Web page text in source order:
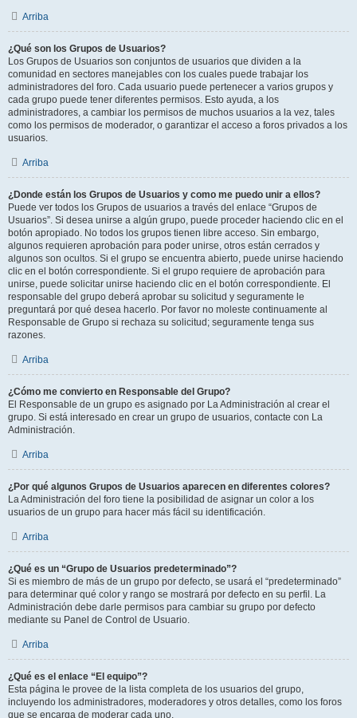
Arriba
¿Qué son los Grupos de Usuarios?
Los Grupos de Usuarios son conjuntos de usuarios que dividen a la
comunidad en sectores manejables con los cuales puede trabajar los
administradores del foro. Cada usuario puede pertenecer a varios grupos y
cada grupo puede tener diferentes permisos. Esto ayuda, a los
administradores, a cambiar los permisos de muchos usuarios a la vez, tales
como los permisos de moderador, o garantizar el acceso a foros privados a los
usuarios.
Arriba
¿Donde están los Grupos de Usuarios y como me puedo unir a ellos?
Puede ver todos los Grupos de usuarios a través del enlace “Grupos de
Usuarios”. Si desea unirse a algún grupo, puede proceder haciendo clic en el
botón apropiado. No todos los grupos tienen libre acceso. Sin embargo,
algunos requieren aprobación para poder unirse, otros están cerrados y
algunos son ocultos. Si el grupo se encuentra abierto, puede unirse haciendo
clic en el botón correspondiente. Si el grupo requiere de aprobación para
unirse, puede solicitar unirse haciendo clic en el botón correspondiente. El
responsable del grupo deberá aprobar su solicitud y seguramente le
preguntará por qué desea hacerlo. Por favor no moleste continuamente al
Responsable de Grupo si rechaza su solicitud; seguramente tenga sus
razones.
Arriba
¿Cómo me convierto en Responsable del Grupo?
El Responsable de un grupo es asignado por La Administración al crear el
grupo. Si está interesado en crear un grupo de usuarios, contacte con La
Administración.
Arriba
¿Por qué algunos Grupos de Usuarios aparecen en diferentes colores?
La Administración del foro tiene la posibilidad de asignar un color a los
usuarios de un grupo para hacer más fácil su identificación.
Arriba
¿Qué es un “Grupo de Usuarios predeterminado”?
Si es miembro de más de un grupo por defecto, se usará el “predeterminado”
para determinar qué color y rango se mostrará por defecto en su perfil. La
Administración debe darle permisos para cambiar su grupo por defecto
mediante su Panel de Control de Usuario.
Arriba
¿Qué es el enlace “El equipo”?
Esta página le provee de la lista completa de los usuarios del grupo,
incluyendo los administradores, moderadores y otros detalles, como los foros
que se encarga de moderar cada uno.